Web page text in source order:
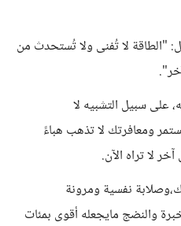
"الطاقة لا تُفنى ولا تُستحدث من
على سبيل التشبيه لا
ومعافرتك لا تذهب هباءً
لا تراه الآن.
نفسية ومرونة
والنضج مايجعله أقوى بمئات